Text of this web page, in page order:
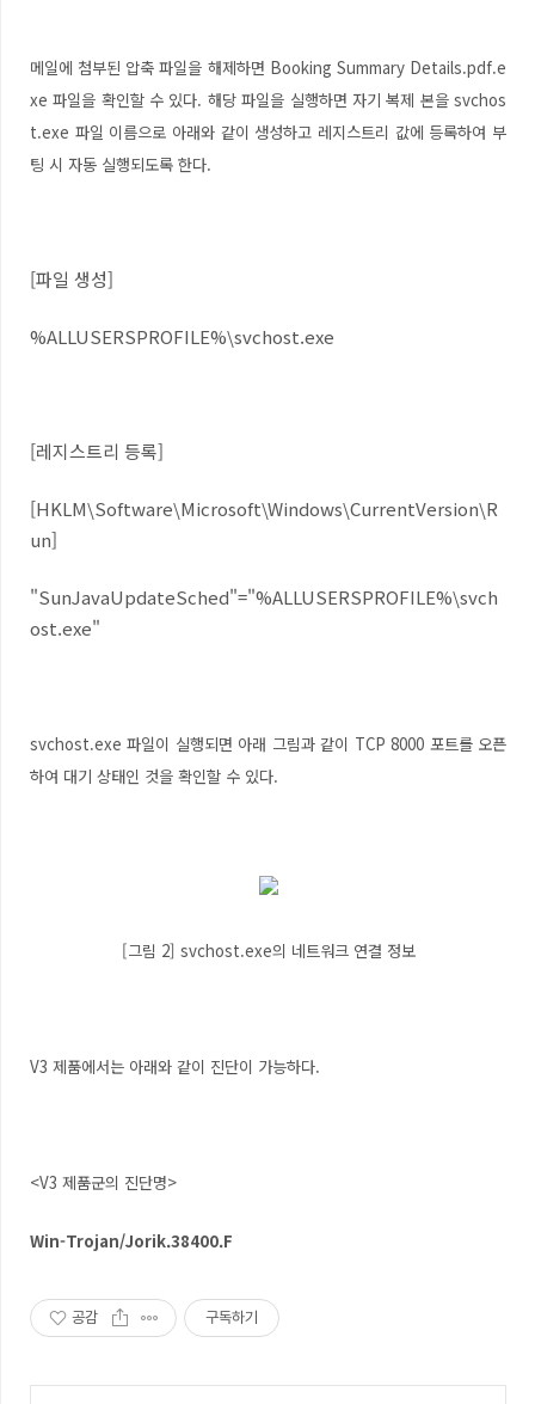
메일에 첨부된 압축 파일을 해제하면 Booking Summary Details.pdf.e
xe 파일을 확인할 수 있다. 해당 파일을 실행하면 자기 복제 본을 svchos
t.exe 파일 이름으로 아래와 같이 생성하고 레지스트리 값에 등록하여 부
팅 시 자동 실행되도록 한다.
[파일 생성]
%ALLUSERSPROFILE%\svchost.exe
[레지스트리 등록]
[HKLM\Software\Microsoft\Windows\CurrentVersion\R
un]
"SunJavaUpdateSched"="%ALLUSERSPROFILE%\svch
ost.exe"
svchost.exe 파일이 실행되면 아래 그림과 같이 TCP 8000 포트를 오픈
하여 대기 상태인 것을 확인할 수 있다.
[그림 2] svchost.exe의 네트워크 연결 정보
V3 제품에서는 아래와 같이 진단이 가능하다.
<V3 제품군의 진단명>
Win-Trojan/Jorik.38400.F
공감 구독하기